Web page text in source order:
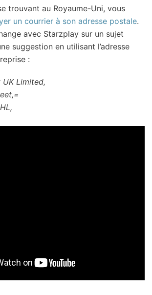
trouvant au Royaume-Uni, vous
un courrier à son adresse postale.
avec Starzplay sur un sujet
suggestion en utilisant l’adresse
:
Limited,